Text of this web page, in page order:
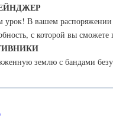
урок! В вашем
с которой вы сможете
землю с бандами